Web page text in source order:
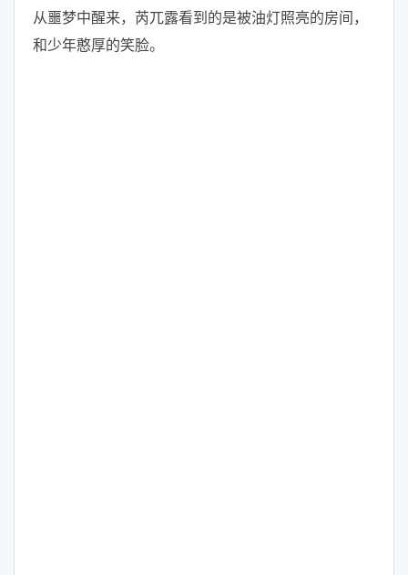
从噩梦中醒来，芮兀露看到的是被油灯照亮的房间，
和少年憨厚的笑脸。